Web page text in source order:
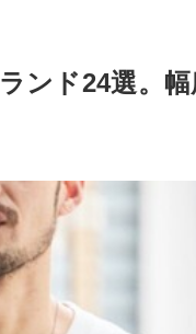
ンド24選。